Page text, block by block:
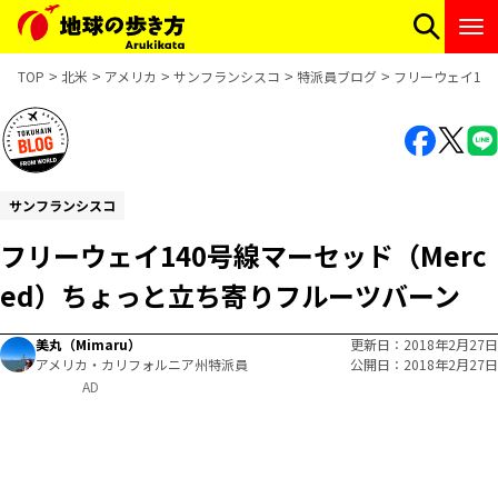
TOP 北米 アメリカ サンフランシスコ 特派員ブログ フリーウェイ
サンフランシスコ
フリーウェイ140号線マーセッド（Merc
ed）ちょっと立ち寄りフルーツバーン
美丸（Mimaru）
アメリカ・カリフォルニア州特派員
更新日
2018年2月27日
公開日
2018年2月27日
AD